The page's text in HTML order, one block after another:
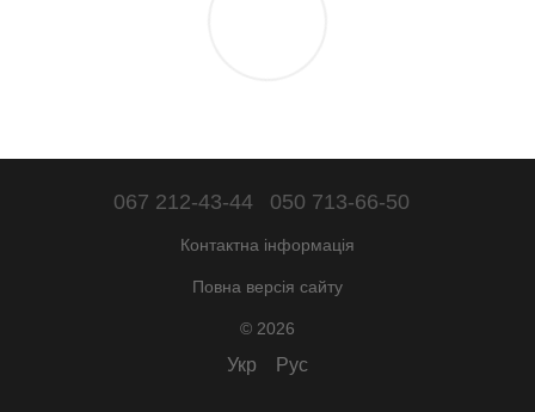
067 212-43-44 050 713-66-50
Контактна інформація
Повна версія сайту
© 2026
Укр Рус